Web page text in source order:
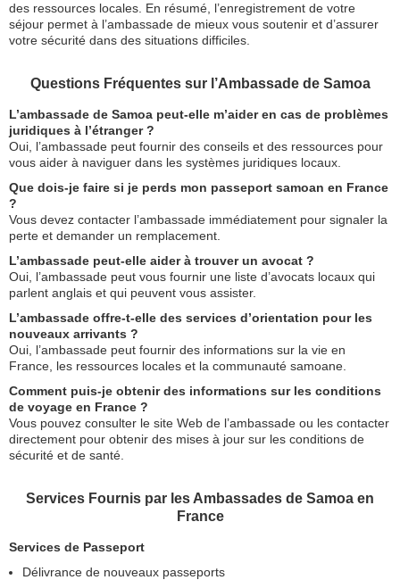
des ressources locales. En résumé, l’enregistrement de votre
séjour permet à l’ambassade de mieux vous soutenir et d’assurer
votre sécurité dans des situations difficiles.
Questions Fréquentes sur l’Ambassade de Samoa
L’ambassade de Samoa peut-elle m’aider en cas de problèmes
juridiques à l’étranger ?
Oui, l’ambassade peut fournir des conseils et des ressources pour
vous aider à naviguer dans les systèmes juridiques locaux.
Que dois-je faire si je perds mon passeport samoan en France
?
Vous devez contacter l’ambassade immédiatement pour signaler la
perte et demander un remplacement.
L’ambassade peut-elle aider à trouver un avocat ?
Oui, l’ambassade peut vous fournir une liste d’avocats locaux qui
parlent anglais et qui peuvent vous assister.
L’ambassade offre-t-elle des services d’orientation pour les
nouveaux arrivants ?
Oui, l’ambassade peut fournir des informations sur la vie en
France, les ressources locales et la communauté samoane.
Comment puis-je obtenir des informations sur les conditions
de voyage en France ?
Vous pouvez consulter le site Web de l’ambassade ou les contacter
directement pour obtenir des mises à jour sur les conditions de
sécurité et de santé.
Services Fournis par les Ambassades de Samoa en
France
Services de Passeport
Délivrance de nouveaux passeports